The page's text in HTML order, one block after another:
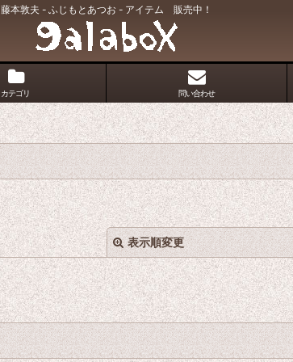
藤本敦夫 - ふじもとあつお - アイテム 販売中！
カテゴリ 問い合わせ
表示順変更